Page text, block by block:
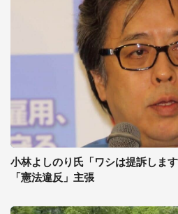
小林よしのり氏「ワシは提訴しま
「憲法違反」主張